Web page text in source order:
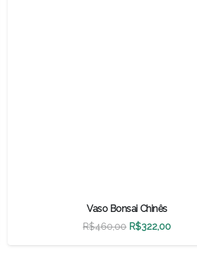
Vaso Bonsai Chinês
R$460,00 O
preço
R$322,00O
preço